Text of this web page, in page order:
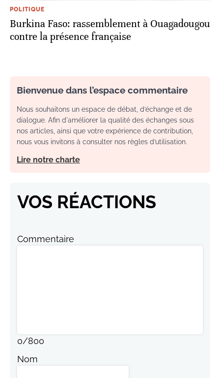
POLITIQUE
Burkina Faso: rassemblement à Ouagadougou
contre la présence française
Bienvenue dans l’espace commentaire
Nous souhaitons un espace de débat, d’échange et de
dialogue. Afin d'améliorer la qualité des échanges sous
nos articles, ainsi que votre expérience de contribution,
nous vous invitons à consulter nos règles d’utilisation.
Lire notre charte
VOS RÉACTIONS
Commentaire
0/800
Nom